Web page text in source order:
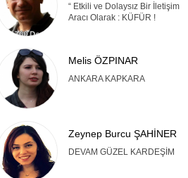
“ Etkili ve Dolaysız Bir İletişim
Aracı Olarak : KÜFÜR !
Melis ÖZPINAR
ANKARA KAPKARA
Zeynep Burcu ŞAHİNER
DEVAM GÜZEL KARDEŞİM